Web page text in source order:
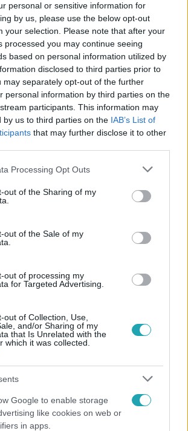
personal or sensitive information for
by us, please use the below opt-out
your selection. Please note that after your
processed you may continue seeing
based on personal information utilized by
disclosed to third parties prior to
may separately opt-out of the further
personal information by third parties on the
participants. This information may
by us to third parties on the IAB’s List of
that may further disclose it to other
website/app uses one or more Google
visit or usage behaviour. You may click to
to Google and its third-party tags to
below specified purposes in below Google
Processing Opt Outs
out of the Sharing of my
out of the Sale of my
out of processing my
for Targeted Advertising.
out of Collection, Use,
and/or Sharing of my
that Is Unrelated with the
which it was collected.
Google to enable storage
like cookies on web or
in apps.
Követem
LÁSZLÓ #ÜGYVÉD